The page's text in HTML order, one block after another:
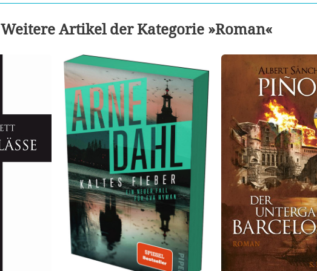
Weitere Artikel der Kategorie »Roman«